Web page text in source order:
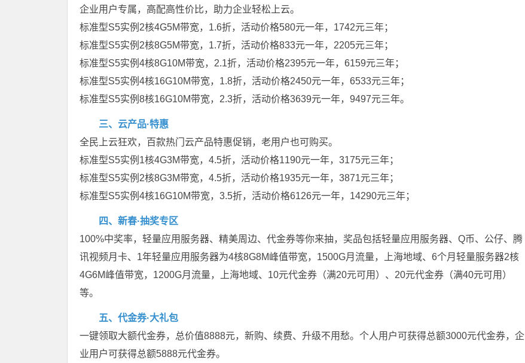
企业用户专属，高配高性价比，助力企业轻松上云。
标准型S5实例2核4G5M带宽，1.6折，活动价格580元一年，1742元三年；
标准型S5实例2核8G5M带宽，1.7折，活动价格833元一年，2205元三年；
标准型S5实例4核8G10M带宽，2.1折，活动价格2395元一年，6159元三年；
标准型S5实例4核16G10M带宽，1.8折，活动价格2450元一年，6533元三年；
标准型S5实例8核16G10M带宽，2.3折，活动价格3639元一年，9497元三年。
三、云产品·特惠
全民上云狂欢，百款热门云产品特惠促销，老用户也可购买。
标准型S5实例1核4G3M带宽，4.5折，活动价格1190元一年，3175元三年；
标准型S5实例2核8G3M带宽，4.5折，活动价格1935元一年，3871元三年；
标准型S5实例4核16G10M带宽，3.5折，活动价格6126元一年，14290元三年；
四、新春·抽奖专区
100%中奖率，轻量应用服务器、精美周边、代金券等你来抽，奖品包括轻量应用服务器、Q币、公仔、腾
讯视频月卡、1年轻量应用服务器为4核8G8M峰值带宽，1500G月流量，上海地域、6个月轻量服务器2核
4G6M峰值带宽，1200G月流量，上海地域、10元代金券（满20元可用）、20元代金券（满40元可用）
等。
五、代金券·大礼包
一键领取大额代金券，总价值8888元，新购、续费、升级不用愁。个人用户可获得总额3000元代金券，企
业用户可获得总额5888元代金券。